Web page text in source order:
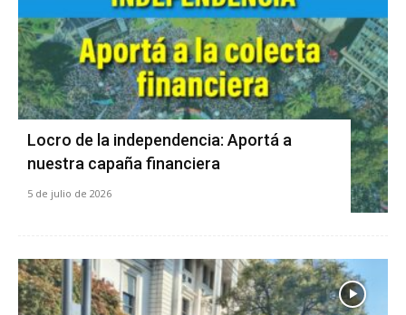
Locro de la independencia: Aportá a
nuestra capaña financiera
5 de julio de 2026